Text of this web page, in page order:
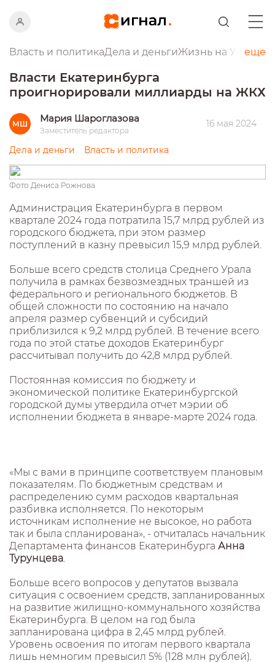
Власть и политикаДела и деньгиЖизнь на Урале
еще
Власти Екатеринбурга
проигнорировали миллиарды на ЖКХ
МШ Мария Шароглазова
Заместитель редактора
16 мая 2024
Дела и деньги Власть и политика
Фото Дениса Рожнова
Администрация Екатеринбурга в первом
квартале 2024 года потратила 15,7 млрд рублей из
городского бюджета, при этом размер
поступлений в казну превысил 15,9 млрд рублей.
Больше всего средств столица Среднего Урала
получила в рамках безвозмездных траншей из
федерального и регионального бюджетов. В
общей сложности по состоянию на начало
апреля размер субвенций и субсидий
приблизился к 9,2 млрд рублей. В течение всего
года по этой статье доходов Екатеринбург
рассчитывал получить до 42,8 млрд рублей.
Постоянная комиссия по бюджету и
экономической политике Екатеринбургской
городской думы утвердила отчет мэрии об
исполнении бюджета в январе-марте 2024 года.
«Мы с вами в принципе соответствуем плановым
показателям. По бюджетным средствам и
распределению сумм расходов квартальная
разбивка исполняется. По некоторым
источникам исполнение не высокое, но работа
так и была спланирована», - отчиталась начальник
Департамента финансов Екатеринбурга Анна
Турунцева.
Больше всего вопросов у депутатов вызвала
ситуация с освоением средств, запланированных
на развитие жилищно-коммунального хозяйства
Екатеринбурга. В целом на год была
запланирована цифра в 2,45 млрд рублей.
Уровень освоения по итогам первого квартала
лишь немногим превысил 5% (128 млн рублей).